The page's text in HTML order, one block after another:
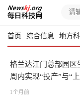
首页 综合信息 地方
格兰达江门总部园区
周内实现“投产”与“
1个月前